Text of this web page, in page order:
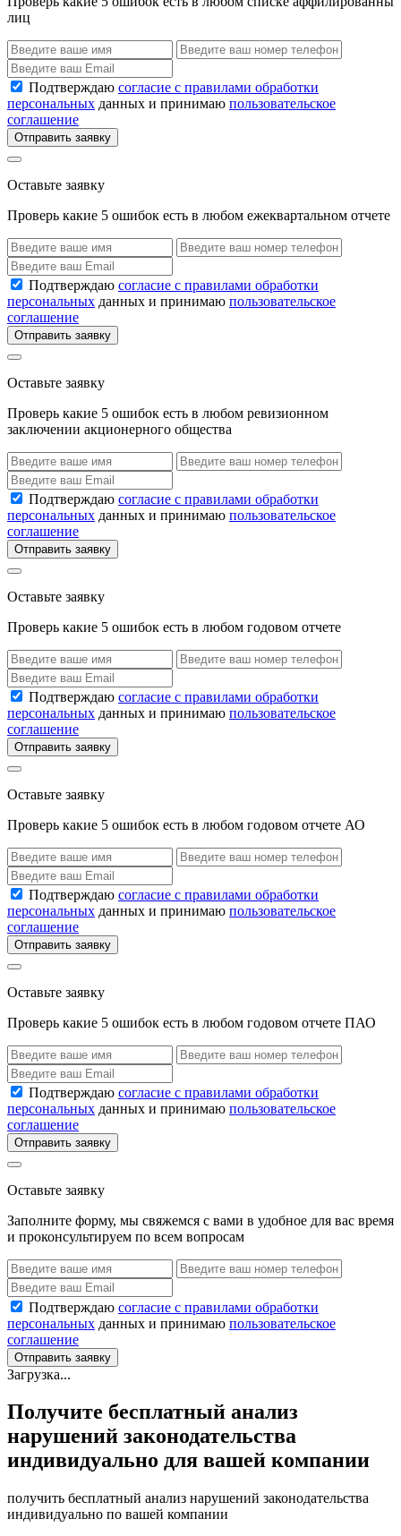
лиц
Подтверждаю согласие с правилами обработки
персональных данных и принимаю пользовательское
соглашение
Отправить заявку
Оставьте заявку
Проверь какие 5 ошибок есть в любом ежеквартальном отчете
Подтверждаю согласие с правилами обработки
персональных данных и принимаю пользовательское
соглашение
Отправить заявку
Оставьте заявку
Проверь какие 5 ошибок есть в любом ревизионном
заключении акционерного общества
Подтверждаю согласие с правилами обработки
персональных данных и принимаю пользовательское
соглашение
Отправить заявку
Оставьте заявку
Проверь какие 5 ошибок есть в любом годовом отчете
Подтверждаю согласие с правилами обработки
персональных данных и принимаю пользовательское
соглашение
Отправить заявку
Оставьте заявку
Проверь какие 5 ошибок есть в любом годовом отчете АО
Подтверждаю согласие с правилами обработки
персональных данных и принимаю пользовательское
соглашение
Отправить заявку
Оставьте заявку
Проверь какие 5 ошибок есть в любом годовом отчете ПАО
Подтверждаю согласие с правилами обработки
персональных данных и принимаю пользовательское
соглашение
Отправить заявку
Оставьте заявку
Заполните форму, мы свяжемся с вами в удобное для вас время
и проконсультируем по всем вопросам
Подтверждаю согласие с правилами обработки
персональных данных и принимаю пользовательское
соглашение
Отправить заявку
Загрузка...
Получите бесплатный анализ
нарушений законодательства
индивидуально для вашей компании
получить бесплатный анализ нарушений законодательства
индивидуально по вашей компании